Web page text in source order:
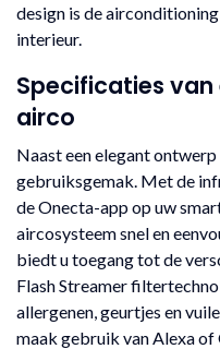
design is de
interieur.
Specificaties van
airco
Naast een elegant
gebruiksgemak. Met de
de Onecta-app op uw
aircosysteem snel en
biedt u toegang tot de
Flash Streamer
allergenen, geurtjes en
maak gebruik van Alexa